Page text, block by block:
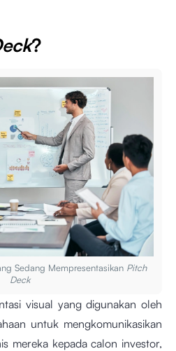
?
Sedang Mempresentasikan Pitch
Deck
visual yang digunakan oleh
untuk mengkomunikasikan
mereka kepada calon investor,